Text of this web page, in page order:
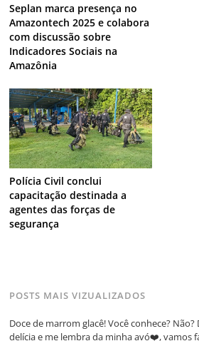
Seplan marca presença no
Amazontech 2025 e colabora
com discussão sobre
Indicadores Sociais na
Amazônia
Polícia Civil conclui
capacitação destinada a
agentes das forças de
segurança
POSTS MAIS VIZUALIZADOS
Doce de marrom glacê! Você conhece?
delícia e me lembra da minha avó❤️, vamos